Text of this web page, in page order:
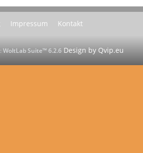
Impressum Kontakt
WoltLab Suite™ 6.2.6